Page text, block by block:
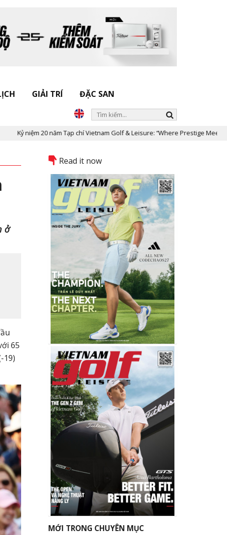
GIẢI TRÍ ĐẶC SAN
năm Tạp chí Vietnam Golf & Leisure: “Where Prestige Meets Legacy”
ở
65
19)
Read it now
MỚI TRONG CHUYÊN MỤC